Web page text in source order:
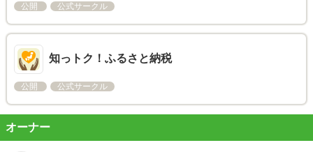
公開 公式サークル
知っトク！ふるさと納税
公開 公式サークル
オーナー